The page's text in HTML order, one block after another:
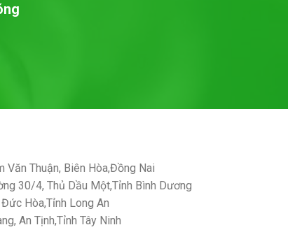
Văn Thuận, Biên Hòa,Đồng Nai
30/4, Thủ Dầu Một,Tỉnh Bình Dương
Hòa,Tỉnh Long An
An Tịnh,Tỉnh Tây Ninh